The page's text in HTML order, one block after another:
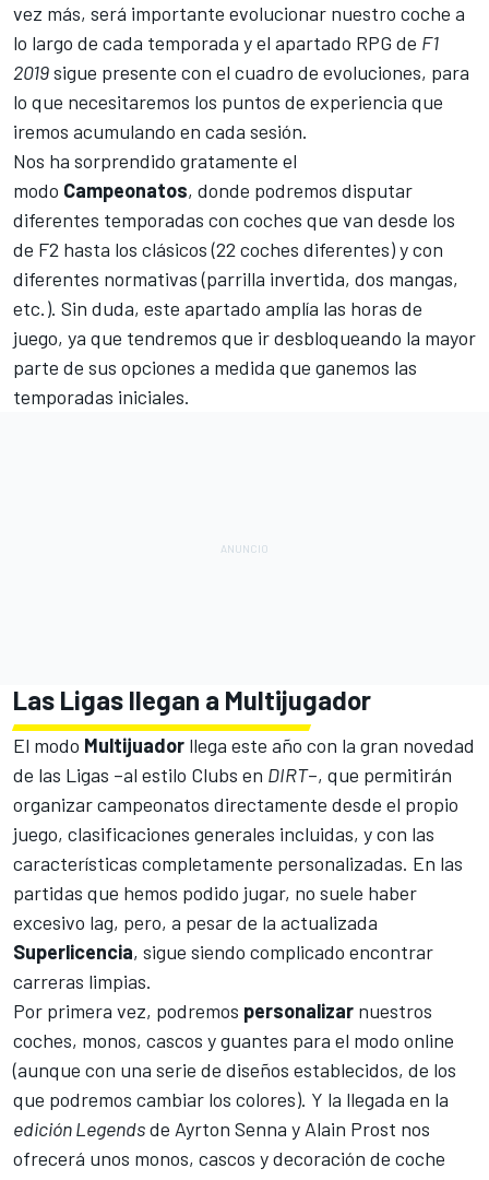
vez más, será importante evolucionar nuestro coche a
lo largo de cada temporada y el apartado RPG de F1
2019sigue presente con el cuadro de evoluciones, para
lo que necesitaremos los puntos de experiencia que
iremos acumulando en cada sesión.
Nos ha sorprendido gratamente el
modo Campeonatos, donde podremos disputar
diferentes temporadas con coches que van desde los
de F2 hasta los clásicos (22 coches diferentes) y con
diferentes normativas (parrilla invertida, dos mangas,
etc.). Sin duda, este apartado amplía las horas de
juego, ya que tendremos que ir desbloqueando la mayor
parte de sus opciones a medida que ganemos las
temporadas iniciales.
Las Ligas llegan a Multijugador
El modo Multijuador llega este año con la gran novedad
de las Ligas –al estilo Clubs en DIRT–, que permitirán
organizar campeonatos directamente desde el propio
juego, clasificaciones generales incluidas, y con las
características completamente personalizadas. En las
partidas que hemos podido jugar, no suele haber
excesivo lag, pero, a pesar de la actualizada
Superlicencia, sigue siendo complicado encontrar
carreras limpias.
Por primera vez, podremos personalizar nuestros
coches, monos, cascos y guantes para el modo online
(aunque con una serie de diseños establecidos, de los
que podremos cambiar los colores). Y la llegada en la
edición Legendsde Ayrton Senna y Alain Prost nos
ofrecerá unos monos, cascos y decoración de coche